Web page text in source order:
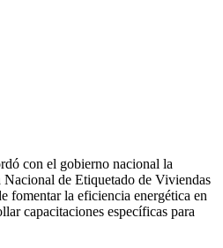
con el gobierno nacional la
de Etiquetado de Viviendas
la eficiencia energética en
capacitaciones específicas para